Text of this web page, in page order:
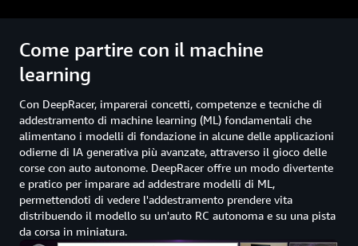
Come partire con il machine
learning
Con DeepRacer, imparerai concetti, competenze e tecniche di
addestramento di machine learning (ML) fondamentali che
alimentano i modelli di fondazione in alcune delle applicazioni
odierne di IA generativa più avanzate, attraverso il gioco delle
corse con auto autonome. DeepRacer offre un modo divertente
e pratico per imparare ad addestrare modelli di ML,
permettendoti di vedere l'addestramento prendere vita
distribuendo il modello su un'auto RC autonoma e su una pista
da corsa in miniatura.